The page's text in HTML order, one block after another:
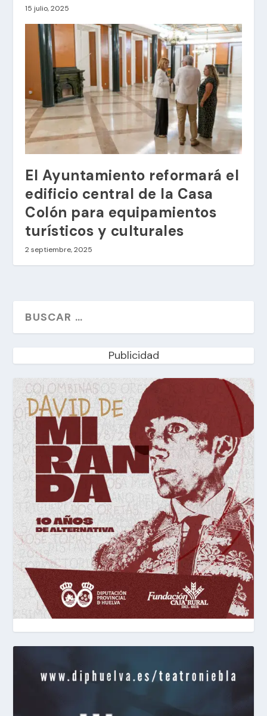
15 julio, 2025
El Ayuntamiento reformará el
edificio central de la Casa
Colón para equipamientos
turísticos y culturales
2 septiembre, 2025
Publicidad